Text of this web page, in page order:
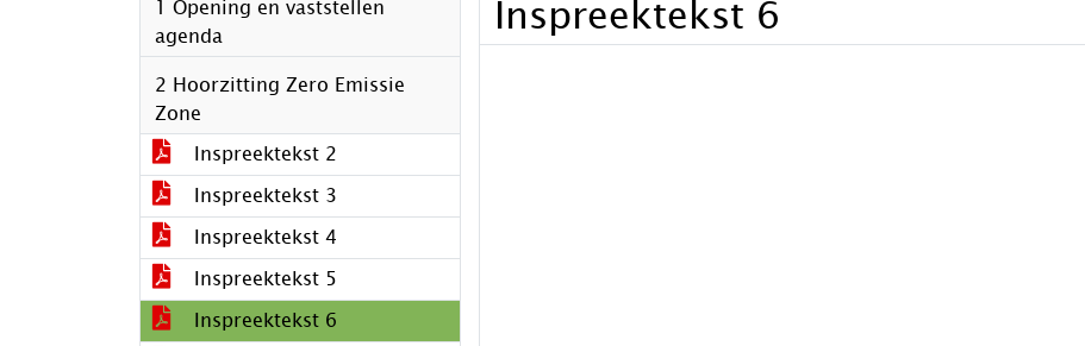
1 Opening en vaststellen
agenda
2 Hoorzitting Zero Emissie
Zone
Inspreektekst 2
Inspreektekst 3
Inspreektekst 4
Inspreektekst 5
Inspreektekst 6
Inspreektekst 6